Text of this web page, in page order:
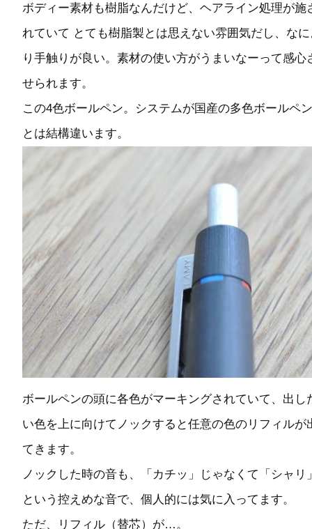
ボディー素材も樹脂なんだけど、ヘアライン処理が施
れていて とても樹脂製とは思えない雰囲気だし、な
り手触りが良い。素材の使い方がうまいなーって感心
せられます。
この4色ボールペン。システムが国産の多色ボールペン
とは結構違います。
ボールペンの頭に各色がマーキングされていて、出し
い色を上に向けてノックすると任意の色のリフィルが
てきます。
ノックした時の音も、「カチッ」じゃなくて「シャリ
という控えめな音で、個人的には気に入ってます。
ただ、リフィル（替芯）が…。